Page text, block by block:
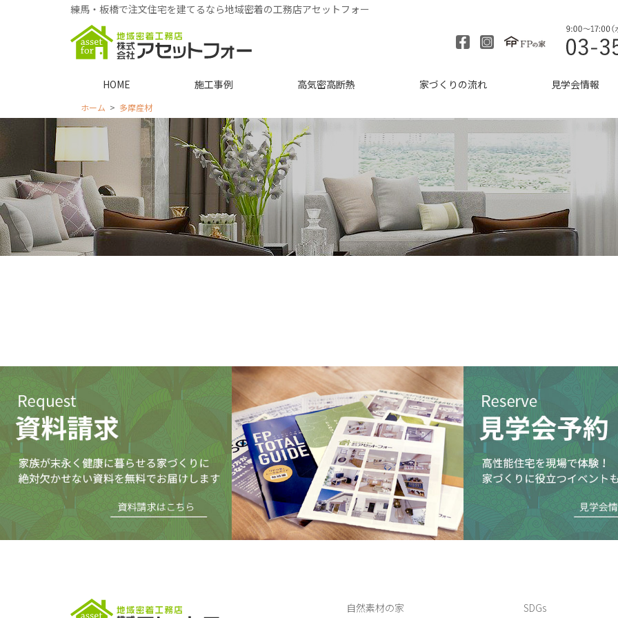
練馬・板橋で注文住宅を建てるなら地域密着の工務店アセットフォー
HOME 施工事例 高気密高断熱 家づくりの流れ 見学会情報
ホーム 多摩産材
自然素材の家 SDGs